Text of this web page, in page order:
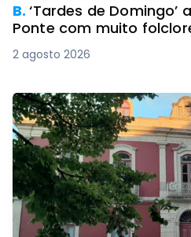
B.‘Tardes de Domingo’
Ponte com muito
2 agosto 2026